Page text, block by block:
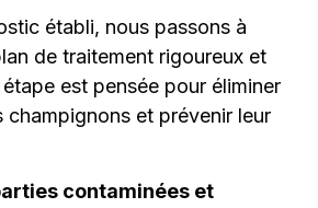
établi, nous passons à
de traitement rigoureux et
est pensée pour éliminer
champignons et prévenir leur
contaminées et